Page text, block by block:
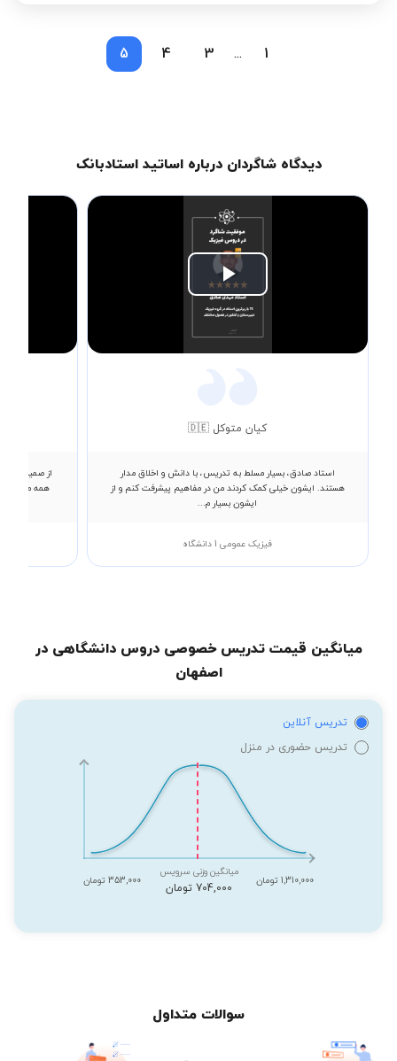
1
...
3
4
5
دیدگاه شاگردان درباره اساتید استادبانک
Play
Video
کیان متوکل 🇩🇪
استاد صادق، بسیار مسلط به تدریس، با دانش و اخلاق مدار
هستند. ایشون خیلی کمک کردند من در مفاهیم پیشرفت کنم و از
ایشون بسیار م...
فیزیک عمومی 1 دانشگاه
از صمیم قلب
همه مطالب
میانگین قیمت تدریس خصوصی دروس دانشگاهی در
اصفهان
تدریس آنلاین
تدریس حضوری در منزل
1,310,000 تومان
میانگین وزنی سرویس
704,000 تومان
353,000 تومان
سوالات متداول